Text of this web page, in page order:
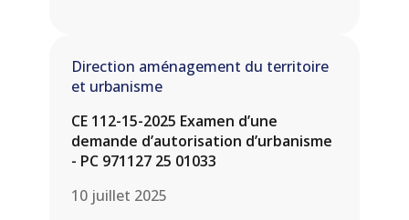
Direction aménagement du territoire
et urbanisme
CE 112-15-2025 Examen d’une
demande d’autorisation d’urbanisme
- PC 971127 25 01033
10 juillet 2025